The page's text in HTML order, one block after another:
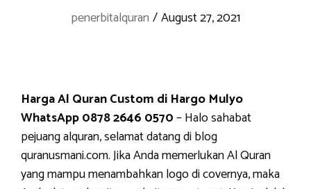
penerbitalquran /August 27, 2021
Harga Al Quran Custom di Hargo Mulyo
WhatsApp 0878 2646 0570– Halo sahabat
pejuang alquran, selamat datang di blog
quranusmani.com. Jika Anda memerlukan Al Quran
yang mampu menambahkan logo di covernya, maka